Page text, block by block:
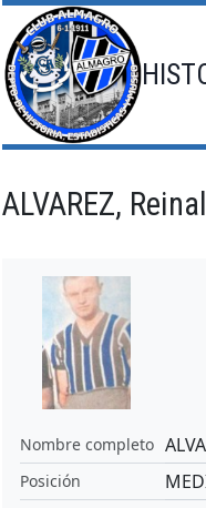
Saltar
al
contenido
ALVAREZ,
Nombre completo
Posición